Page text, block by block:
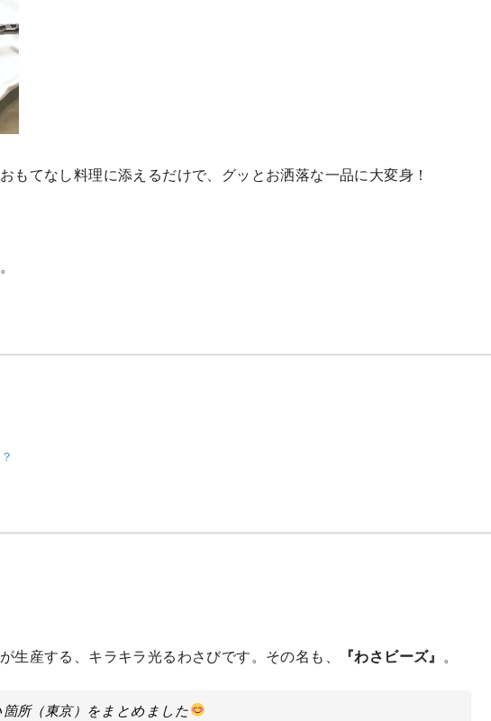
もてなし料理に添えるだけで、グッとお洒落な一品に大変身！
生産する、キラキラ光るわさびです。その名も、 『わさビーズ』 。
所（東京）をまとめました